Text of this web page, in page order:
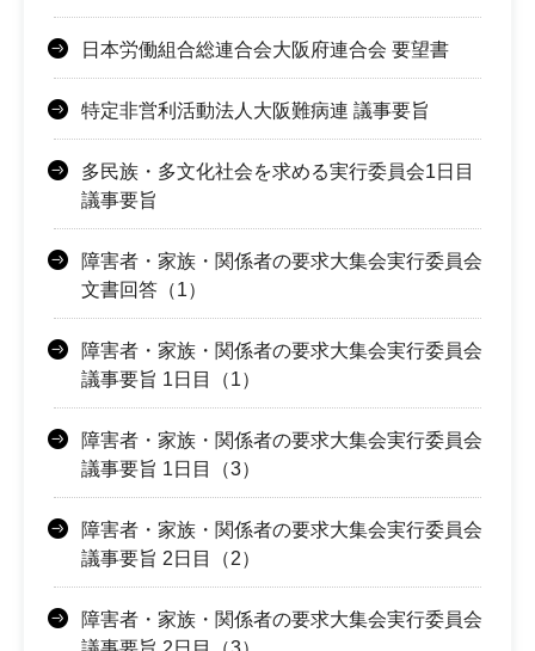
日本労働組合総連合会大阪府連合会 要望書
特定非営利活動法人大阪難病連 議事要旨
多民族・多文化社会を求める実行委員会1日目
議事要旨
障害者・家族・関係者の要求大集会実行委員会
文書回答（1）
障害者・家族・関係者の要求大集会実行委員会
議事要旨 1日目（1）
障害者・家族・関係者の要求大集会実行委員会
議事要旨 1日目（3）
障害者・家族・関係者の要求大集会実行委員会
議事要旨 2日目（2）
障害者・家族・関係者の要求大集会実行委員会